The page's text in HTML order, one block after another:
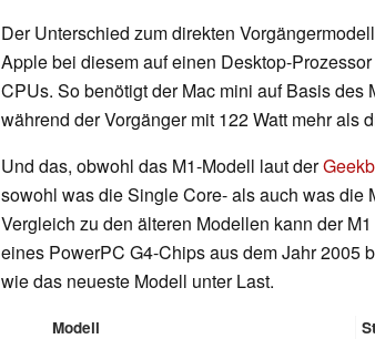
Der Unterschied zum direkten
Apple bei diesem auf einen Desktop-
CPUs. So benötigt der Mac mini auf Basis des
während der Vorgänger mit 122 Watt mehr als
Und das, obwohl das M1-Modell laut der
sowohl was die Single Core- als auch was die
Vergleich zu den älteren Modellen kann der
eines PowerPC G4-Chips aus dem Jahr 2005
wie das neueste Modell unter Last.
Modell